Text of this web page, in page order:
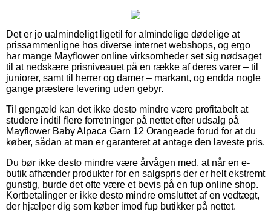
Det er jo ualmindeligt ligetil for almindelige dødelige at
prissammenligne hos diverse internet webshops, og ergo
har mange Mayflower online virksomheder set sig nødsaget
til at nedskære prisniveauet på en række af deres varer – til
juniorer, samt til herrer og damer – markant, og endda nogle
gange præstere levering uden gebyr.
Til gengæld kan det ikke desto mindre være profitabelt at
studere indtil flere forretninger på nettet efter udsalg på
Mayflower Baby Alpaca Garn 12 Orangeade forud for at du
køber, sådan at man er garanteret at antage den laveste pris.
Du bør ikke desto mindre være årvågen med, at når en e-
butik afhænder produkter for en salgspris der er helt ekstremt
gunstig, burde det ofte være et bevis på en fup online shop.
Kortbetalinger er ikke desto mindre omsluttet af en vedtægt,
der hjælper dig som køber imod fup butikker på nettet.